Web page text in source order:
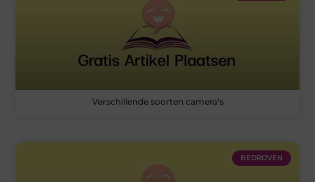
Verschillende soorten camera’s
BEDRIJVEN